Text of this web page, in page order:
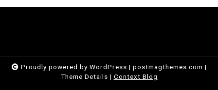
Proudly powered by WordPress | postmagthemes.com |
Theme Details | Context Blog